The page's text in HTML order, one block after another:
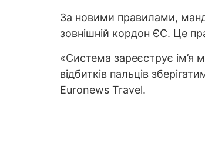
За новими правилами,
зовнішній кордон ЄС. Це
«Система зареєструє ім’я
відбитків пальців
Euronews Travel.